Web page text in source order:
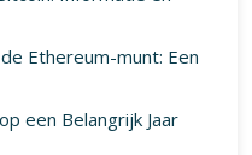
Ethereum-munt: Een
een Belangrijk Jaar